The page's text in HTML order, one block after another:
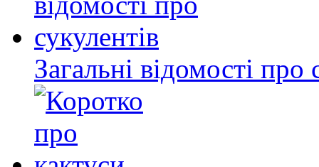
Загальні відомості про